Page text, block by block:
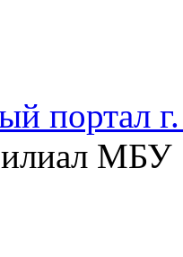
портал
МБУ